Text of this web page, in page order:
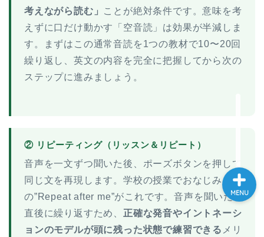
考えながら読む」 ことが絶対条件です。意味を考
えずに口だけ動かす「空音読」は効果が半減しま
す。まずはこの通常音読を1つの教材で10〜20回
繰り返し、英文の内容を完全に把握してから次の
ステップに進みましょう。
② リピーティング（リッスン＆リピート）
音声を一文ずつ聞いた後、ポーズボタンを押して
同じ文を再現します。学校の授業でおなじみ
の”Repeat after me”がこれです。音声を聞いた
直後に繰り返すため、 正確な発音やイントネーシ
ョンのモデルが頭に残った状態で練習できる メリ
MENU
英語名言・格言・カッコい
い英語＆素敵な英文フレー
ズ集